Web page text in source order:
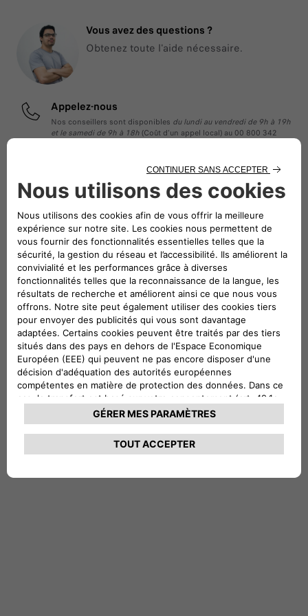
Vous avez des questions ?
Obtenez toute l'aide nécessaire.
Appelez-nous
Nos conseillers sont disponibles du lundi au vendredi de 9h à 19h
et le samedi de 9h à 18h(Coût d’un appel local) au 00 800 342
Réservez un essai
Laissez vos coordonnées et vous serez contacté par le distributeur
sélectionné afin de convenir d’un rendez-vous.
DEMANDER UN ESSAI
Demandez un devis
Laissez vos coordonnées pour recevoir une offre personnalisée.
DEMANDEZ UN DEVIS